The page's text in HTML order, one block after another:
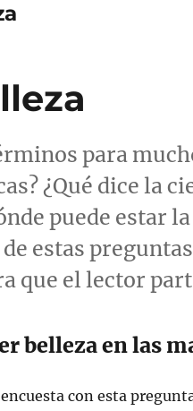
para
¿Qué dice la
puede estar
estas
que el lector
belleza en las
con esta